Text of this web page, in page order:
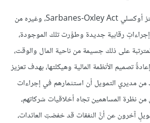
واستجابةً لقانون ساربينز أوكسلي Sarbanes-Oxley Act، وغيره من
رقابية جديدة وطوَّرت تلك الموجودة،
على ذلك جسيمة من ناحية المال والوقت،
تصميم الأنظمة المالية وهيكلتها، بهدف تعزيز
من مديري التمويل أن استثمارهم في إجراءات
من نظرة المساهمين تجاه أخلاقيات شركاتهم،
آخرون عن أنَّ النفقات قد خفضتِ العائدات،